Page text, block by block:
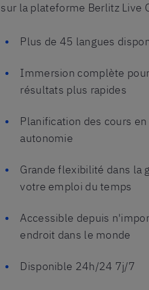
sur la plateforme Berlitz Live
Plus de 45 langues
Immersion complète
résultats plus rapides
Planification des cours
autonomie
Grande flexibilité dans la
votre emploi du temps
Accessible depuis
endroit dans le monde
Disponible 24h/24 7j/7